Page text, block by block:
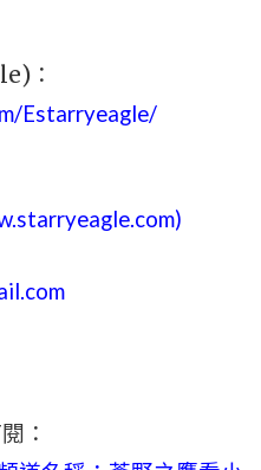
：
Estarryeagle/
starryeagle.com)
：